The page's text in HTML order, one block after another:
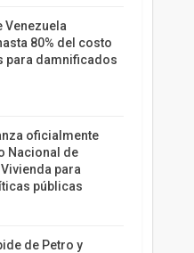
Venezuela
80% del costo
para damnificados
oficialmente
Nacional de
para
públicas
de Petro y